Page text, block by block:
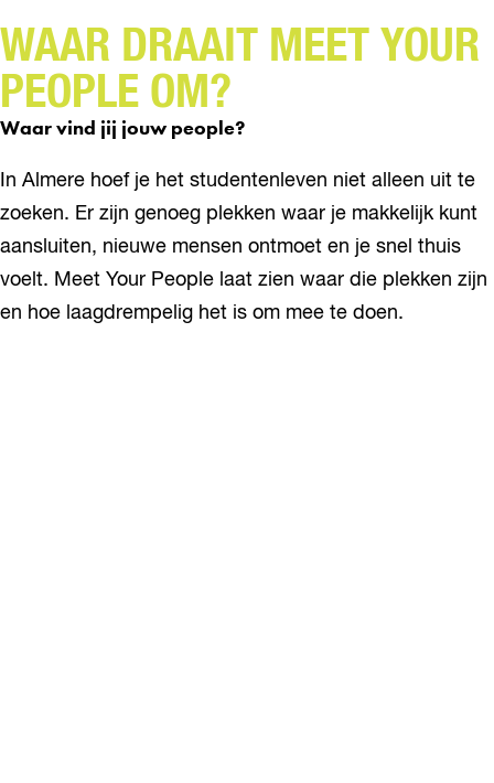
WAAR DRAAIT MEET YOUR
PEOPLE OM?
Waar vind jij jouw people?
In Almere hoef je het studentenleven niet alleen uit te
zoeken. Er zijn genoeg plekken waar je makkelijk kunt
aansluiten, nieuwe mensen ontmoet en je snel thuis
voelt. Meet Your People laat zien waar die plekken zijn
en hoe laagdrempelig het is om mee te doen.